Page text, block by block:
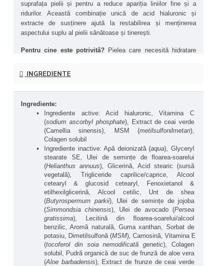
suprafața pielii și pentru a reduce apariția liniilor fine și a
ridurilor. Această combinație unică de acid hialuronic și
extracte de susținere ajută la restabilirea și menținerea
aspectului suplu al pielii sănătoase și tinerești.
Pentru cine este potrivită? Pielea care necesită hidratare
pielii și pentru a diminua aspectul liniilor fine. Amestecul unic
de acid hialuronic și extracte naturale contribuie la refacerea și
menținerea unui aspect suplu și tânăr al pielii.
Solutions (se referă la linia de produse NOW® Solutions,
dedicată îngrijirii pielii, părului și produselor de înfrumusețare,
oferind soluții pentru diverse nevoi de îngrijire personală).
Beneficii principale ale produsului NOW® Solutions
Hyaluronic Acid AM Moisturizer:
Hidratare intensă - Ajută la menținerea hidratării pielii
pe durata întregii zile.
Reducerea liniilor fine - Sprijină un aspect neted și
tineresc al pielii.
Formulă delicată - Fără parabeni, ideală pentru
pielea sensibilă.
Beneficii asociate ingredientelor:
INGREDIENTE
Ingrediente:
Ingrediente active: Acid hialuronic, Vitamina C
(sodium ascorbyl phosphate), Extract de ceai verde
(Camellia sinensis), MSM (metilsulfonilmetan),
Colagen solubil
Ingrediente inactive: Apă deionizată (aqua), Glyceryl
stearate SE, Ulei de semințe de floarea-soarelui
(Helianthus annuus), Glicerină, Acid stearic (sursă
vegetală), Trigliceride caprilice/caprice, Alcool
cetearyl & glucosid cetearyl, Fenoxietanol &
etilhexilglicerină, Alcool cetilic, Unt de shea
(Butyrospermum parkii), Ulei de semințe de jojoba
(Simmondsia chinensis), Ulei de avocado (Persea
gratissima), Lecitină din floarea-soarelui/alcool
benzilic, Aromă naturală, Guma xanthan, Sorbat de
potasiu, Dimetilsulfonă (MSM), Carnosină, Vitamina E
(tocoferol din soia nemodificată genetic), Colagen
solubil, Pudră organică de suc de frunză de aloe vera
(Aloe barbadensis), Extract de frunze de ceai verde